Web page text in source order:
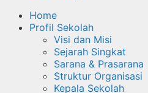
Home
Profil Sekolah
Visi dan Misi
Sejarah Singkat
Sarana & Prasarana
Struktur Organisasi
Kepala Sekolah